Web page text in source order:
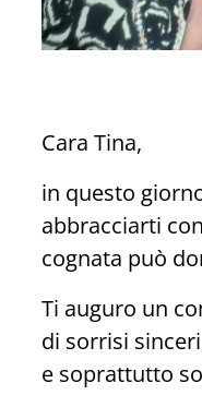
Cara Tina,
in questo
abbracciarti
cognata può
Ti auguro un
di sorrisi
e soprattutto